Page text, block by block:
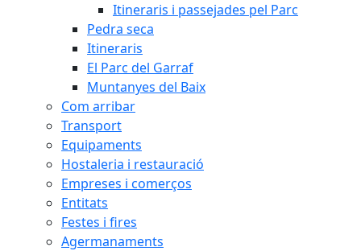
Itineraris i passejades pel Parc
Pedra seca
Itineraris
El Parc del Garraf
Muntanyes del Baix
Com arribar
Transport
Equipaments
Hostaleria i restauració
Empreses i comerços
Entitats
Festes i fires
Agermanaments